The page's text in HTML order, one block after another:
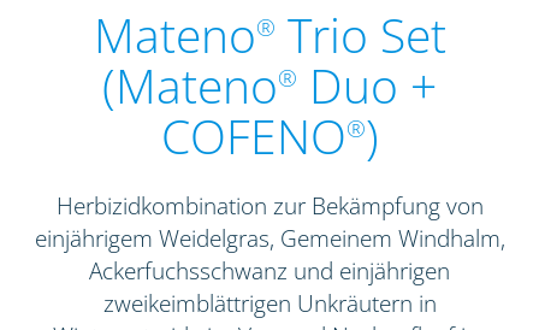
Mateno® Trio Set
(Mateno® Duo +
COFENO®)
Herbizidkombination zur Bekämpfung von
einjährigem Weidelgras, Gemeinem Windhalm,
Ackerfuchsschwanz und einjährigen
zweikeimblättrigen Unkräutern in